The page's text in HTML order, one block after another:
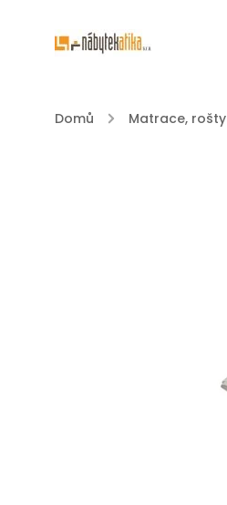
Domů / Matrace, rošty